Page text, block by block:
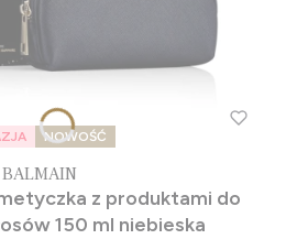
NOWOŚĆ
BALMAIN
z produktami do
pielegnacji włosów 150 ml niebieska